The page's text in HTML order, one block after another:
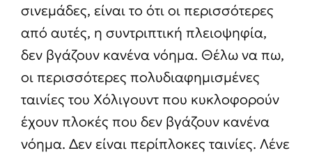
σινεμάδες, είναι το ότι οι περισσότερες
από αυτές, η συντριπτική πλειοψηφία,
δεν βγάζουν κανένα νόημα. Θέλω να πω,
οι περισσότερες πολυδιαφημισμένες
ταινίες του Χόλιγουντ που κυκλοφορούν
έχουν πλοκές που δεν βγάζουν κανένα
νόημα. Δεν είναι περίπλοκες ταινίες. Λένε